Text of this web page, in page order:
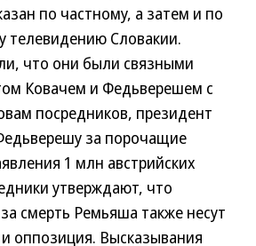
по частному, а затем и по
телевидению Словакии.
что они были связными
Ковачем и Федьверешем с
посредников, президент
за порочащие
1 млн австрийских
утверждают, что
смерть Ремьяша также несут
оппозиция. Высказывания